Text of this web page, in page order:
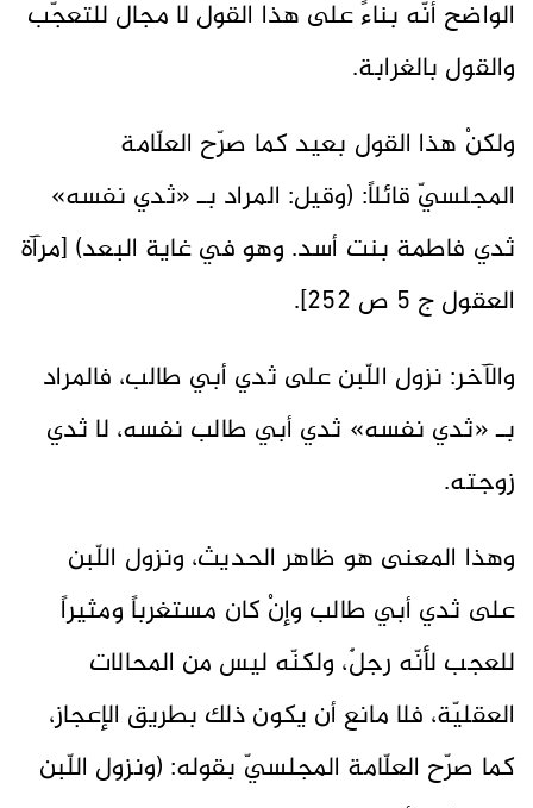
الواضح أنّه بناءً على هذا القول لا مجال للتعجّب
والقول بالغرابة.
ولكنْ هذا القول بعيد كما صرّح العلّامة
المجلسيّ قائلاً: (وقيل: المراد بـ «ثدي نفسه»
ثدي فاطمة بنت أسد. وهو في غاية البعد) [مرآة
العقول ج 5 ص 252].
والآخر: نزول اللّبن على ثدي أبي طالب، فالمراد
بـ «ثدي نفسه» ثدي أبي طالب نفسه، لا ثدي
زوجته.
وهذا المعنى هو ظاهر الحديث، ونزول اللّبن
على ثدي أبي طالب وإنْ كان مستغرباً ومثيراً
للعجب لأنّه رجلٌ، ولكنّه ليس من المحالات
العقليّة، فلا مانع أن يكون ذلك بطريق الإعجاز،
كما صرّح العلّامة المجلسيّ بقوله: (ونزول اللّبن